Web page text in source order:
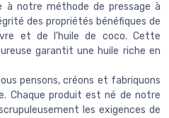
à notre méthode de pressage à
des propriétés bénéfiques de
et de l'huile de coco. Cette
garantit une huile riche en
pensons, créons et fabriquons
Chaque produit est né de notre
les exigences de